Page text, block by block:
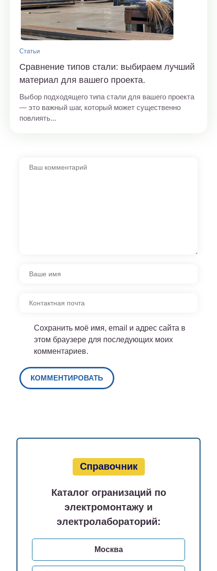
Статьи
Сравнение типов стали: выбираем лучший
материал для вашего проекта.
Выбор подходящего типа стали для вашего проекта
— это важный шаг, который может существенно
повлиять...
Сохранить моё имя, email и адрес сайта в
этом браузере для последующих моих
комментариев.
Справочник
Каталог огранизаций по
электромонтажу и
электролабораторий:
Москва